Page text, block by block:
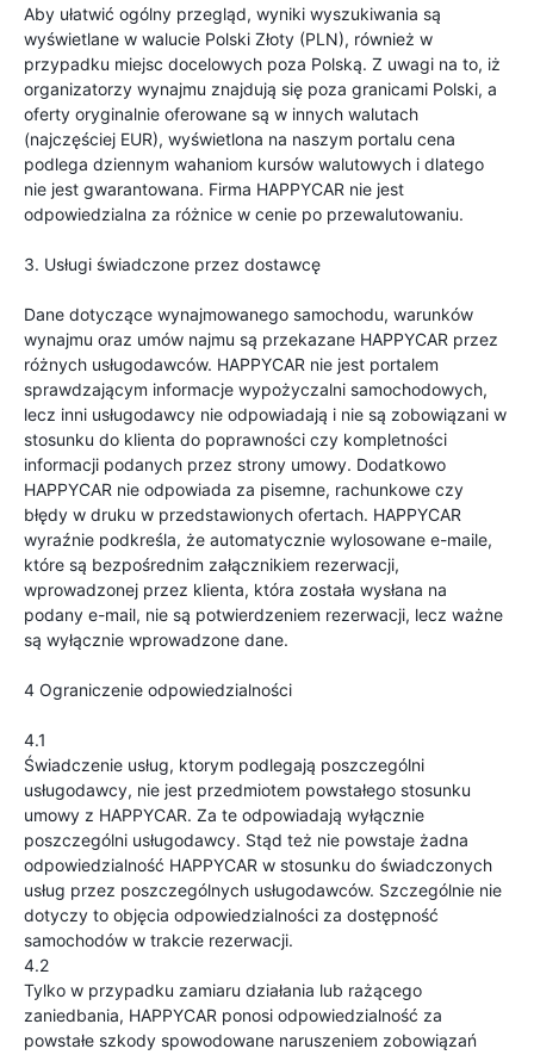
Aby ułatwić ogólny przegląd, wyniki wyszukiwania są
wyświetlane w walucie Polski Złoty (PLN), również w
przypadku miejsc docelowych poza Polską. Z uwagi na to, iż
organizatorzy wynajmu znajdują się poza granicami Polski, a
oferty oryginalnie oferowane są w innych walutach
(najczęściej EUR), wyświetlona na naszym portalu cena
podlega dziennym wahaniom kursów walutowych i dlatego
nie jest gwarantowana. Firma HAPPYCAR nie jest
odpowiedzialna za różnice w cenie po przewalutowaniu.
3. Usługi świadczone przez dostawcę
Dane dotyczące wynajmowanego samochodu, warunków
wynajmu oraz umów najmu są przekazane HAPPYCAR przez
różnych usługodawców. HAPPYCAR nie jest portalem
sprawdzającym informacje wypożyczalni samochodowych,
lecz inni usługodawcy nie odpowiadają i nie są zobowiązani w
stosunku do klienta do poprawności czy kompletności
informacji podanych przez strony umowy. Dodatkowo
HAPPYCAR nie odpowiada za pisemne, rachunkowe czy
błędy w druku w przedstawionych ofertach. HAPPYCAR
wyraźnie podkreśla, że automatycznie wylosowane e-maile,
które są bezpośrednim załącznikiem rezerwacji,
wprowadzonej przez klienta, która została wysłana na
podany e-mail, nie są potwierdzeniem rezerwacji, lecz ważne
są wyłącznie wprowadzone dane.
4 Ograniczenie odpowiedzialności
4.1
Świadczenie usług, ktorym podlegają poszczególni
usługodawcy, nie jest przedmiotem powstałego stosunku
umowy z HAPPYCAR. Za te odpowiadają wyłącznie
poszczególni usługodawcy. Stąd też nie powstaje żadna
odpowiedzialność HAPPYCAR w stosunku do świadczonych
usług przez poszczególnych usługodawców. Szczególnie nie
dotyczy to objęcia odpowiedzialności za dostępność
samochodów w trakcie rezerwacji.
4.2
Tylko w przypadku zamiaru działania lub rażącego
zaniedbania, HAPPYCAR ponosi odpowiedzialność za
powstałe szkody spowodowane naruszeniem zobowiązań